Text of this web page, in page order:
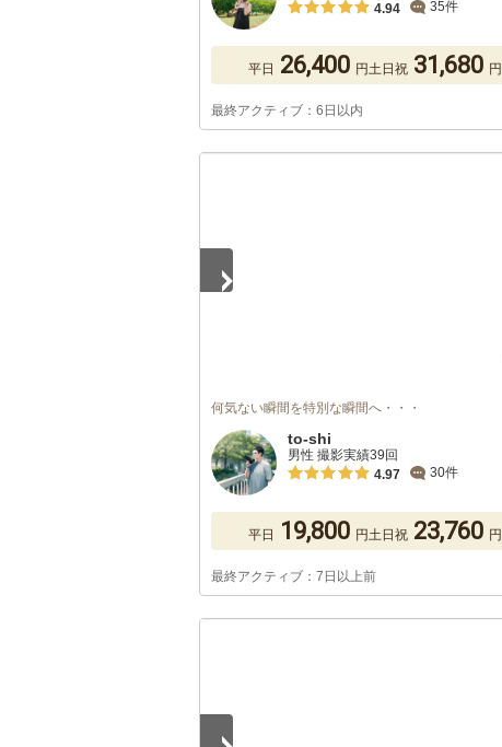
4.94
35件
平日 26,400 円土日祝 31,680 円
最終アクティブ：6日以内
何気ない瞬間を特別な瞬間へ・・・
to-shi
男性 撮影実績39回
4.97
30件
平日 19,800 円土日祝 23,760 円
最終アクティブ：7日以上前